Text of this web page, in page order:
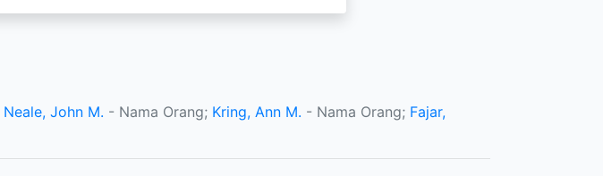
Neale, John M. - Nama Orang; Kring, Ann M. - Nama Orang; Fajar,